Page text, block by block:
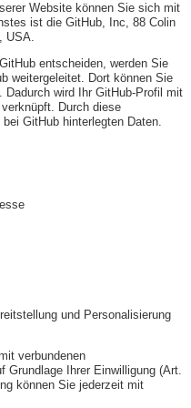
Website können Sie sich mit
ist die GitHub, Inc, 88 Colin
USA.
entscheiden, werden Sie
weitergeleitet. Dort können Sie
wird Ihr GitHub-Profil mit
Durch diese
GitHub hinterlegten Daten.
und Personalisierung
verbundenen
Grundlage Ihrer Einwilligung (Art.
können Sie jederzeit mit